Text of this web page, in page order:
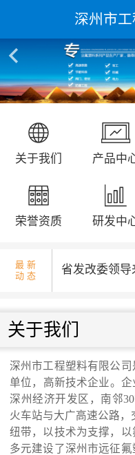
深州市
关于我们 产品中
荣誉资质 研发中
最 新
动 态
核酸检测演
国庆升旗仪式...
省发改委领
交通运输行
滑板》 送审
关于我们
深州市工程塑料有限公
单位，高新技术企业。
深州经济开发区，南邻
火车站与大广高速公路
纽带，以技术为支撑，
多元建设了深州市远征